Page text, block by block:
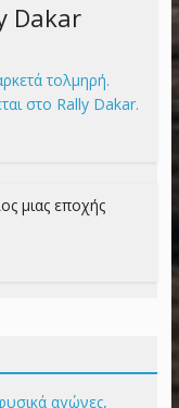
Dakar
τολμηρή.
στο Rally Dakar.
μιας εποχής
αγώνες,